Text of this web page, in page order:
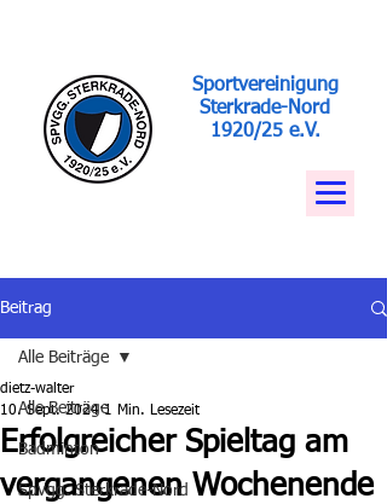
Sportvereinigung
Sterkrade-Nord
1920/25 e.V.
Beitrag
Alle Beiträge
Badminton
Spvgg. Sterkrade-Nord
Alle Beiträge
Erfolgreicher Spieltag am
vergangenen Wochenende
dietz-walter
10. Sept. 2024 1 Min. Lesezeit